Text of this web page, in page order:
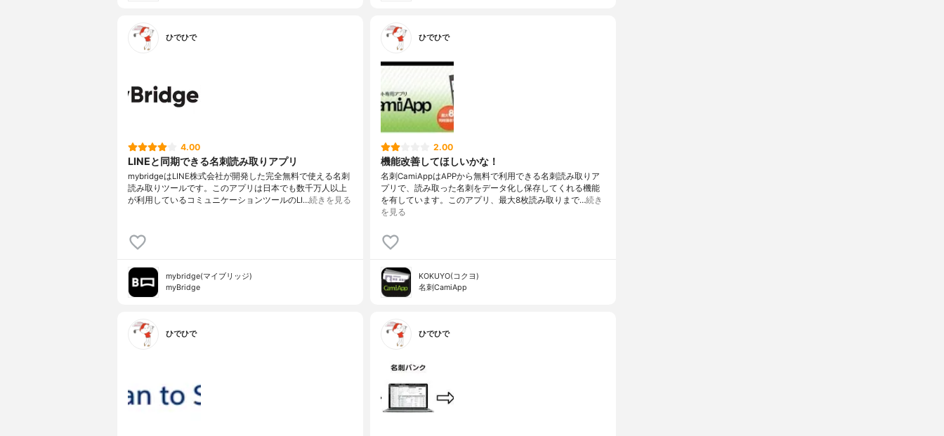
ひでひで
4.00
LINEと同期できる名刺読み取りアプリ
mybridgeはLINE株式会社が開発した完全無料で使える名刺
読み取りツールです。このアプリは日本でも数千万人以上
が利用しているコミュニケーションツールのLI…続きを見る
mybridge(マイブリッジ)
myBridge
ひでひで
2.00
機能改善してほしいかな！
名刺CamiAppはAPPから無料で利用できる名刺読み取りア
プリで、読み取った名刺をデータ化し保存してくれる機能
を有しています。このアプリ、最大8枚読み取りまで…続き
を見る
KOKUYO(コクヨ)
名刺CamiApp
ひでひで ひでひで